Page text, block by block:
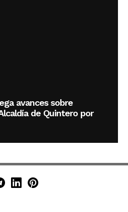
avances sobre
de Quintero por
Instagram
en X (Twitter)
en TikTok
Canal de Minuto30 en
Minuto30 en LinkedIn
Minuto30 en